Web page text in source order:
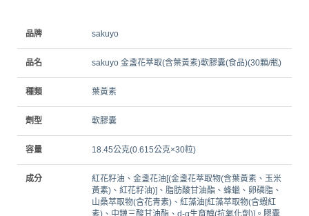
品牌 sakuyo
品名 sakuyo 金盞花萃取(含葉黃素)軟膠囊(食品)(30顆/瓶)
種類 葉黃素
劑型 軟膠囊
容量 18.45公克(0.615公克×30粒)
成分
紅花籽油、金盞花油[(金盞花萃取物(含葉黃素、玉米
黃素)、紅花籽油)]、脂肪酸甘油酯、蜂蠟、卵磷脂、
山桑萃取物(含花青素)、紅藻油[紅藻萃取物(含蝦紅
素)、中鏈三酸甘油酯、d-α生育醇(抗氧化劑)]。膠囊